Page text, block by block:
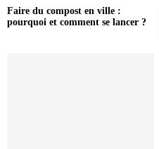
Faire du compost en ville :
pourquoi et comment se lancer ?